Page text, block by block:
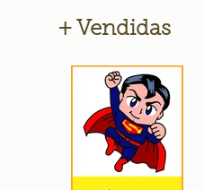
+ Vendidas